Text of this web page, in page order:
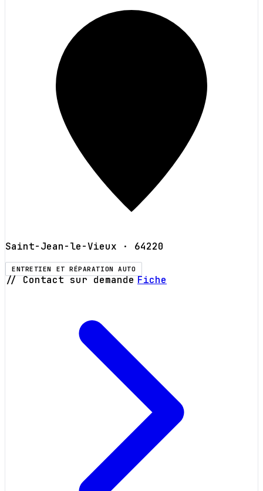
Saint-Jean-le-Vieux · 64220
ENTRETIEN ET RÉPARATION AUTO
// Contact sur demande Fiche